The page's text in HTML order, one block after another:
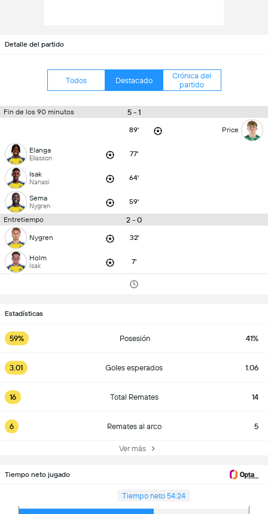
Detalle del partido
Todos Destacado
Crónica del
partido
Fin de los 90 minutos 5 - 1
89' Price
Elanga
Eliasson 77'
Isak
Nanasi 64'
Sema
Nygren 59'
Entretiempo 2 - 0
Nygren 32'
Holm
Isak 7'
Estadísticas
59% Posesión 41%
3.01 Goles esperados 1.06
16 Total Remates 14
6 Remates al arco 5
Ver más
Tiempo neto jugado
Tiempo neto 54:24